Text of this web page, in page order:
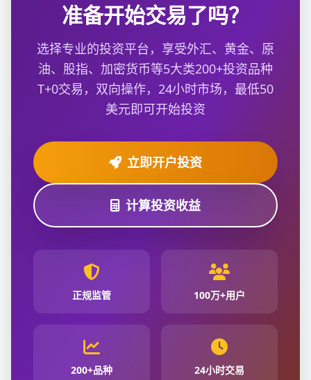
准备开始交易了吗？
选择专业的投资平台，享受外汇、黄金、原
油、股指、加密货币等5大类200+投资品种
T+0交易，双向操作，24小时市场，最低50
美元即可开始投资
立即开户投资
计算投资收益
正规监管 100万+用户
200+品种 24小时交易